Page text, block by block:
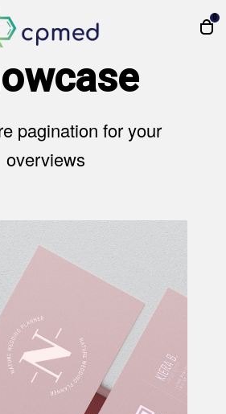
0
pagination for your
overviews